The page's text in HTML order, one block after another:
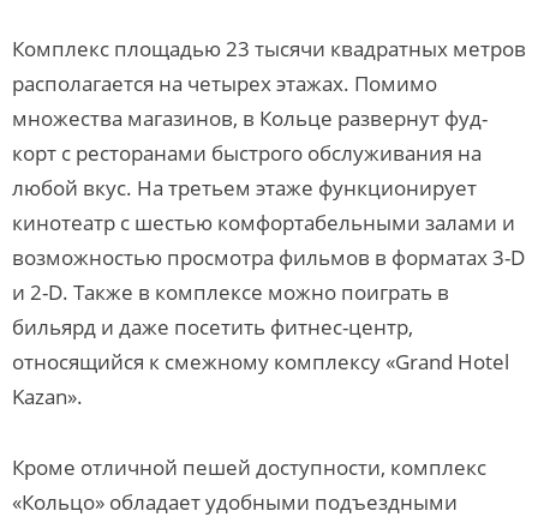
Комплекс площадью 23 тысячи квадратных метров
располагается на четырех этажах. Помимо
множества магазинов, в Кольце развернут фуд-
корт с ресторанами быстрого обслуживания на
любой вкус. На третьем этаже функционирует
кинотеатр с шестью комфортабельными залами и
возможностью просмотра фильмов в форматах 3-D
и 2-D. Также в комплексе можно поиграть в
бильярд и даже посетить фитнес-центр,
относящийся к смежному комплексу «Grand Hotel
Kazan».
Кроме отличной пешей доступности, комплекс
«Кольцо» обладает удобными подъездными